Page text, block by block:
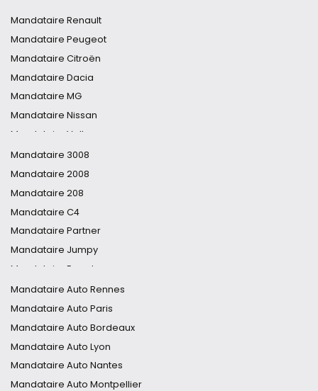
Mandataire Renault
Mandataire Peugeot
Mandataire Citroën
Mandataire Dacia
Mandataire MG
Mandataire Nissan
Mandataire Volkswagen
Mandataire Toyota
Mandataire DS
Mandataire Audi
Mandataire Hyundai
Mandataire Opel
Mandataire Cupra
Mandataire Ford
Mandataire Fiat
Mandataire 3008
Mandataire 2008
Mandataire 208
Mandataire C4
Mandataire Partner
Mandataire Jumpy
Mandataire Expert
Mandataire DS7
Mandataire Tucson
Mandataire Clio
Mandataire 5008
Mandataire C5 Aircross
Mandataire Duster
Mandataire Auto Rennes
Mandataire Auto Paris
Mandataire Auto Bordeaux
Mandataire Auto Lyon
Mandataire Auto Nantes
Mandataire Auto Montpellier